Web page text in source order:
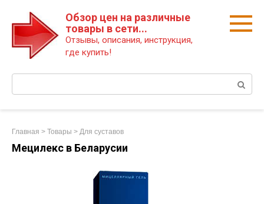
Обзор цен на различные
товары в сети...
Отзывы, описания, инструкция,
где купить!
Главная > Товары > Для суставов
Мецилекс в Беларусии